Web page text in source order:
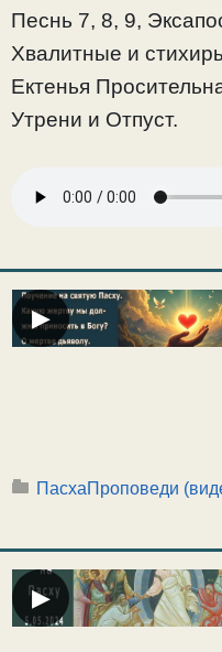
Песнь 7, 8, 9,
Хвалитные и
Ектенья
Утрени и Отпуст.
▶
ПасхаПроповеди
▶